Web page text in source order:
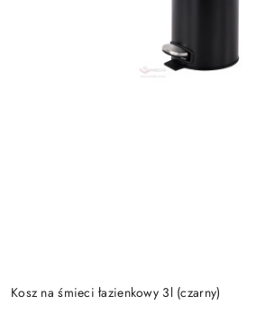
Kosz na śmieci łazienkowy 3l (czarny)